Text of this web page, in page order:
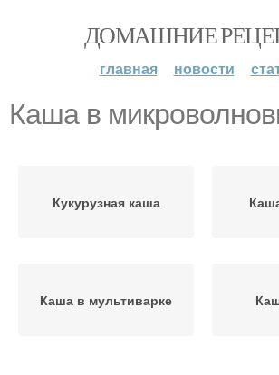
ДОМАШНИЕ
главная новости
Каша в
Кукурузная каша
Каша в мультиварке